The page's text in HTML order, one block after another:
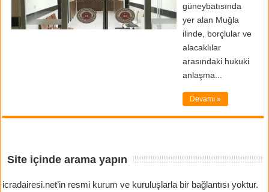
güneybatısında
yer alan Muğla
ilinde, borçlular ve
alacaklılar
arasındaki hukuki
anlaşma...
Devamı »
Site içinde arama yapın
icradairesi.net’in resmi kurum ve kuruluşlarla bir bağlantısı yoktur.